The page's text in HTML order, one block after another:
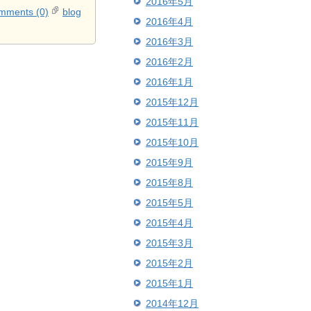
(0) blog
2016年4月
2016年3月
2016年2月
2016年1月
2015年12月
2015年11月
2015年10月
2015年9月
2015年8月
2015年5月
2015年4月
2015年3月
2015年2月
2015年1月
2014年12月